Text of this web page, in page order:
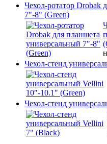
Чехол-ротатор Drobak
7"-8" (Green)
Чехол-стенд
Чехол-стенд